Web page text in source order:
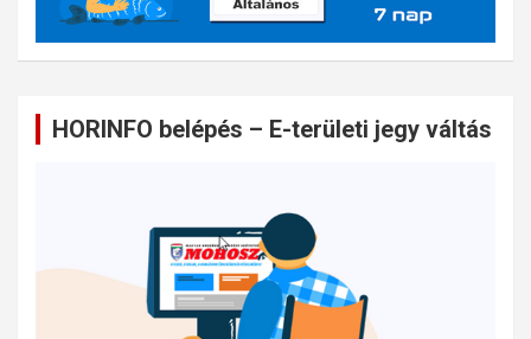
HORINFO belépés – E-területi jegy váltás